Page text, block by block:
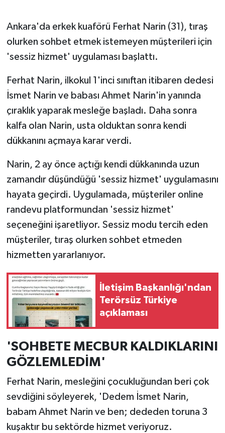
Ankara'da erkek kuaförü Ferhat Narin (31), tıraş
olurken sohbet etmek istemeyen müşterileri için
'sessiz hizmet' uygulaması başlattı.
Ferhat Narin, ilkokul 1'inci sınıftan itibaren dedesi
İsmet Narin ve babası Ahmet Narin'in yanında
çıraklık yaparak mesleğe başladı. Daha sonra
kalfa olan Narin, usta olduktan sonra kendi
dükkanını açmaya karar verdi.
Narin, 2 ay önce açtığı kendi dükkanında uzun
zamandır düşündüğü 'sessiz hizmet' uygulamasını
hayata geçirdi. Uygulamada, müşteriler online
randevu platformundan 'sessiz hizmet'
seçeneğini işaretliyor. Sessiz modu tercih eden
müşteriler, tıraş olurken sohbet etmeden
hizmetten yararlanıyor.
İletişim Başkanlığı'ndan
Terörsüz Türkiye
açıklaması
'SOHBETE MECBUR KALDIKLARINI
GÖZLEMLEDİM'
Ferhat Narin, mesleğini çocukluğundan beri çok
sevdiğini söyleyerek, 'Dedem İsmet Narin,
babam Ahmet Narin ve ben; dededen toruna 3
kuşaktır bu sektörde hizmet veriyoruz.